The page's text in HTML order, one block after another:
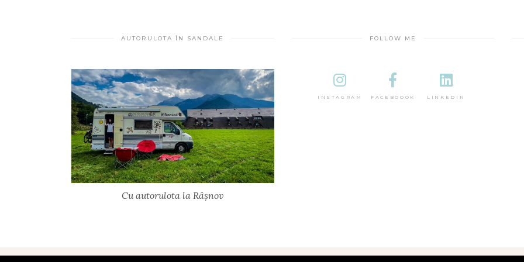
AUTORULOTA ÎN SANDALE
Cu autorulota la Râșnov
FOLLOW ME
INSTAGRAM FACEBOOOK LINKEDIN